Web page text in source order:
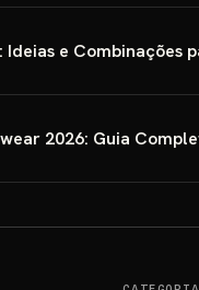
e Combinações
2026: Guia